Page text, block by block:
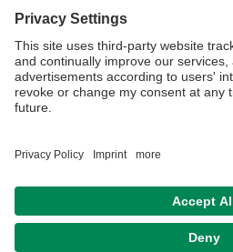
Kinetische Energy Harvesting
Anwendungen, Dr. Daniel
Gesellschaft für angewandte
Das ZET bedankt sich bei allen
auf die kommenden
Impressum